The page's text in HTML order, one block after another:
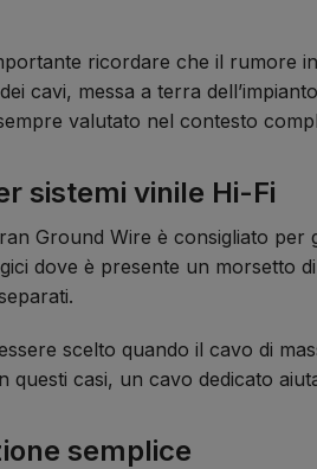
ricordare che il rumore
cavi, messa a terra
valutato nel contesto
sistemi vinile Hi-Fi
Ground Wire è consigliato per
dove è presente un morsetto
scelto quando il cavo di
questi casi, un cavo dedicato
semplice